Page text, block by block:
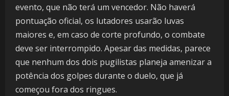
evento, que não terá um vencedor. Não haverá
pontuação oficial, os lutadores usarão luvas
maiores e, em caso de corte profundo, o combate
deve ser interrompido. Apesar das medidas, parece
que nenhum dos dois pugilistas planeja amenizar a
potência dos golpes durante o duelo, que já
começou fora dos ringues.